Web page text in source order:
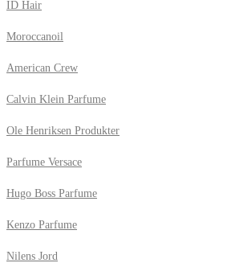
ID Hair
Moroccanoil
American Crew
Calvin Klein Parfume
Ole Henriksen Produkter
Parfume Versace
Hugo Boss Parfume
Kenzo Parfume
Nilens Jord